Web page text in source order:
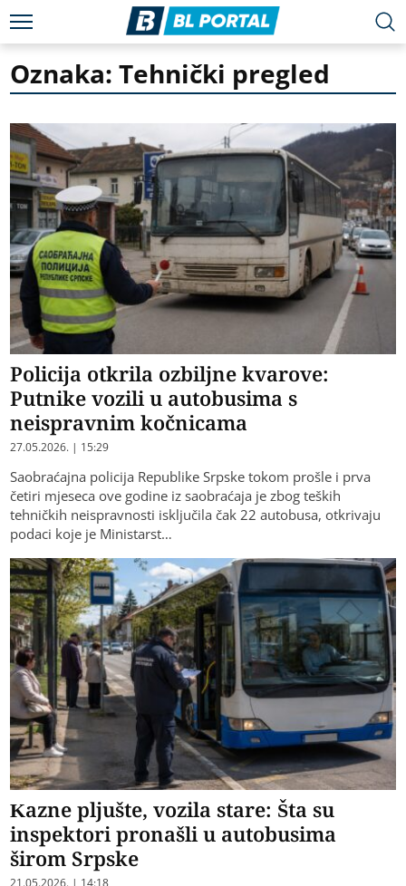
Oznaka: Tehnički pregled
Policija otkrila ozbiljne kvarove:
Putnike vozili u autobusima s
neispravnim kočnicama
27.05.2026. | 15:29
Saobraćajna policija Republike Srpske tokom prošle i prva
četiri mjeseca ove godine iz saobraćaja je zbog teških
tehničkih neispravnosti isključila čak 22 autobusa, otkrivaju
podaci koje je Ministarst…
Kazne pljušte, vozila stare: Šta su
inspektori pronašli u autobusima
širom Srpske
21.05.2026. | 14:18